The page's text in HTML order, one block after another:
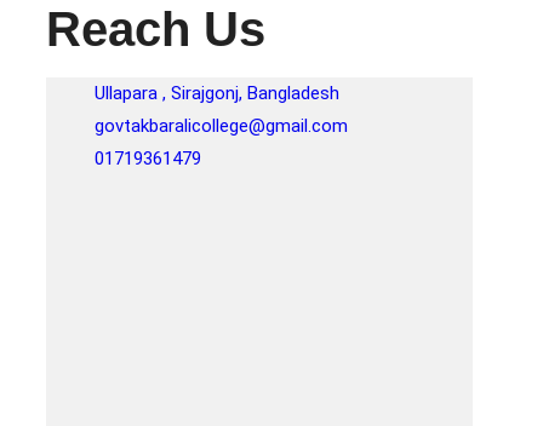
Reach Us
Ullapara , Sirajgonj, Bangladesh
govtakbaralicollege@gmail.com
01719361479